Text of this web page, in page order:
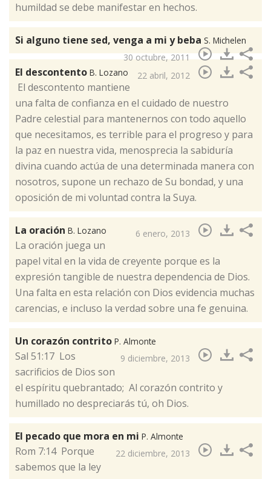
humildad se debe manifestar en hechos.
Si alguno tiene sed, venga a mi y beba S. Michelen
30 octubre, 2011
El descontento B. Lozano 22 abril, 2012
​ El descontento mantiene
una falta de confianza en el cuidado de nuestro
Padre celestial para mantenernos con todo aquello
que necesitamos, es terrible para el progreso y para
la paz en nuestra vida, menosprecia la sabiduría
divina cuando actúa de una determinada manera con
nosotros, supone un rechazo de Su bondad, y una
oposición de mi voluntad contra la Suya.
La oración B. Lozano 6 enero, 2013
​La oración juega un
papel vital en la vida de creyente porque es la
expresión tangible de nuestra dependencia de Dios.
Una falta en esta relación con Dios evidencia muchas
carencias, e incluso la verdad sobre una fe genuina.
Un corazón contrito P. Almonte
9 diciembre, 2013
​Sal 51:17 Los
sacrificios de Dios son
el espíritu quebrantado; Al corazón contrito y
humillado no despreciarás tú, oh Dios.
El pecado que mora en mi P. Almonte
22 diciembre, 2013
​Rom 7:14 Porque
sabemos que la ley